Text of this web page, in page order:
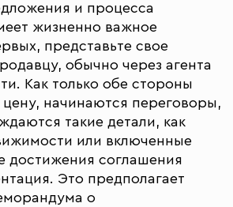
и процесса
жизненно важное
представьте свое
обычно через агента
Как только обе стороны
начинаются переговоры,
такие детали, как
или включенные
достижения соглашения
Это предполагает
о